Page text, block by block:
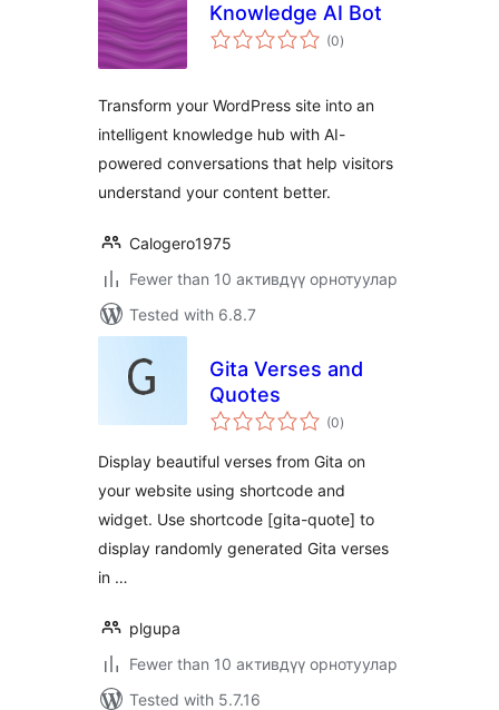
Knowledge AI Bot
(0total
ratings
)
Transform your WordPress site into an
intelligent knowledge hub with AI-
powered conversations that help visitors
understand your content better.
Calogero1975
Fewer than 10 активдүү орнотуулар
Tested with 6.8.7
Gita Verses and
Quotes
(0total
ratings
)
Display beautiful verses from Gita on
your website using shortcode and
widget. Use shortcode [gita-quote] to
display randomly generated Gita verses
in …
plgupa
Fewer than 10 активдүү орнотуулар
Tested with 5.7.16